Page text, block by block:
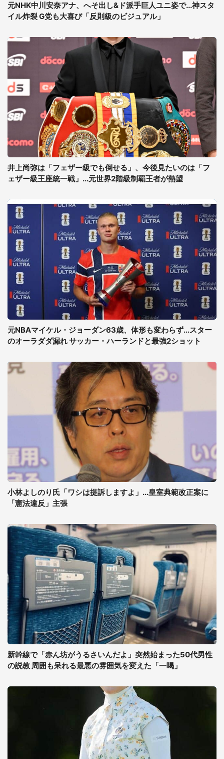
元NHK中川安奈アナ、へそ出し&ド派手巨人ユニ姿で...神スタ
イル炸裂 G党も大喜び「反則級のビジュアル」
井上尚弥は「フェザー級でも倒せる」、今後見たいのは「フ
ェザー級王座統一戦」...元世界2階級制覇王者が熱望
元NBAマイケル・ジョーダン63歳、体形も変わらず...スター
のオーラダダ漏れ サッカー・ハーランドと最強2ショット
小林よしのり氏「ワシは提訴しますよ」...皇室典範改正案に
「憲法違反」主張
新幹線で「赤ん坊がうるさいんだよ」突然始まった50代男性
の説教 周囲も呆れる最悪の雰囲気を変えた「一喝」